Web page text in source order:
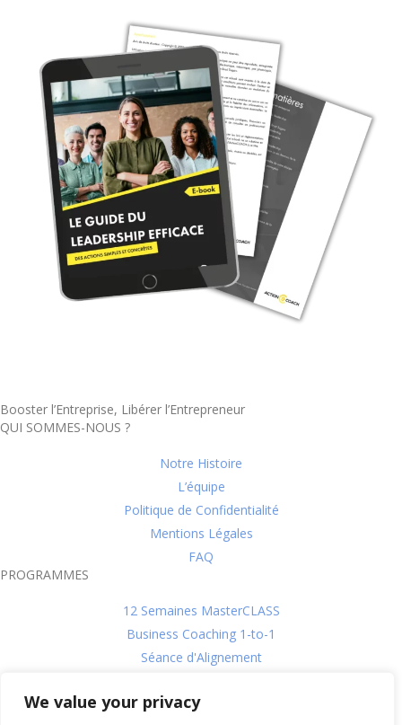
We value your privacy
Booster l’Entreprise, Libérer l’Entrepreneur
QUI SOMMES-NOUS ?
Notre Histoire
L’équipe
Politique de Confidentialité
Mentions Légales
FAQ
PROGRAMMES
12 Semaines MasterCLASS
Business Coaching 1-to-1
Séance d'Alignement
CroissanceCLUB